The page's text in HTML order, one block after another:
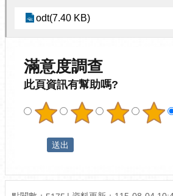
odt(7.40 KB)
滿意度調查
此頁資訊有幫助嗎?